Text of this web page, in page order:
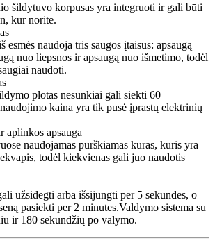
šildytuvo korpusas yra integruoti ir gali būti
kur norite.
naudoja tris saugos įtaisus: apsaugą
nuo liepsnos ir apsaugą nuo išmetimo, todėl
naudoti.
plotas nesunkiai gali siekti 60
kaina yra tik pusė įprastų elektrinių
aplinkos apsauga
naudojamas purškiamas kuras, kuris yra
todėl kiekvienas gali juo naudotis
užsidegti arba išsijungti per 5 sekundes, o
pasiekti per 2 minutes.Valdymo sistema su
ir 180 sekundžių po valymo.